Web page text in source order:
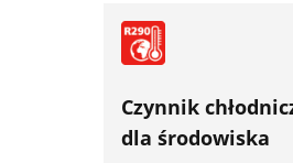
Czynnik
dla środowiska